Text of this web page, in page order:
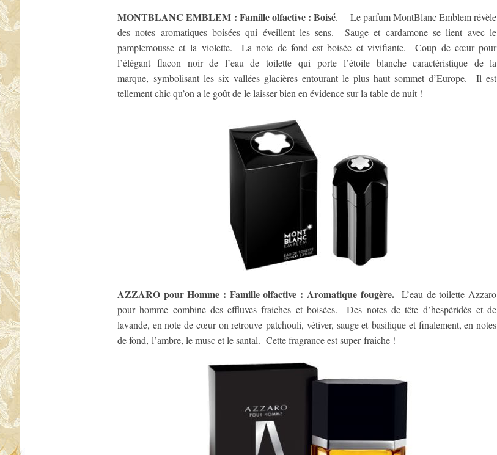
MONTBLANC EMBLEM : Famille olfactive : Boisé. Le parfum MontBlanc Emblem révèle
des notes aromatiques boisées qui éveillent les sens. Sauge et cardamone se lient avec le
pamplemousse et la violette. La note de fond est boisée et vivifiante. Coup de cœur pour
l’élégant flacon noir de l’eau de toilette qui porte l’étoile blanche caractéristique de la
marque, symbolisant les six vallées glacières entourant le plus haut sommet d’Europe. Il est
tellement chic qu’on a le goût de le laisser bien en évidence sur la table de nuit !
AZZARO pour Homme : Famille olfactive : Aromatique fougère.L’eau de toilette Azzaro
pour homme combine des effluves fraiches et boisées. Des notes de tête d’hespéridés et de
lavande, en note de cœur on retrouve patchouli, vétiver, sauge et basilique et finalement, en notes
de fond, l’ambre, le musc et le santal. Cette fragrance est super fraiche !